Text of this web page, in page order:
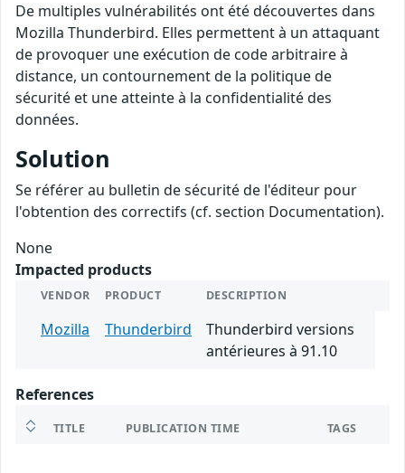
De multiples vulnérabilités ont été découvertes dans
Mozilla Thunderbird. Elles permettent à un attaquant
de provoquer une exécution de code arbitraire à
distance, un contournement de la politique de
sécurité et une atteinte à la confidentialité des
données.
Solution
Se référer au bulletin de sécurité de l'éditeur pour
l'obtention des correctifs (cf. section Documentation).
None
Impacted products
VENDOR PRODUCT DESCRIPTION
Mozilla Thunderbird
Thunderbird versions
antérieures à 91.10
References
TITLE PUBLICATION TIME TAGS